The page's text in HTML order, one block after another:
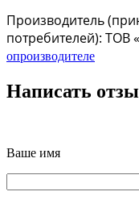
Производитель
потребителей): TOB
опроизводителе
Написать
Ваше имя